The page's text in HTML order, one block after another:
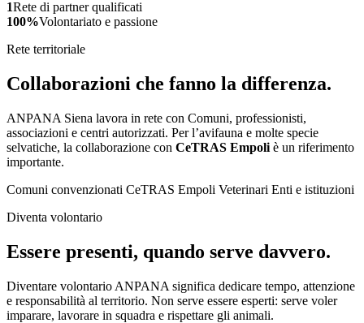
1Rete di partner qualificati
100%Volontariato e passione
Rete territoriale
Collaborazioni che fanno la differenza.
ANPANA Siena lavora in rete con Comuni, professionisti,
associazioni e centri autorizzati. Per l’avifauna e molte specie
selvatiche, la collaborazione con CeTRAS Empoli è un riferimento
importante.
Comuni convenzionati CeTRAS Empoli Veterinari Enti e istituzioni
Diventa volontario
Essere presenti, quando serve davvero.
Diventare volontario ANPANA significa dedicare tempo, attenzione
e responsabilità al territorio. Non serve essere esperti: serve voler
imparare, lavorare in squadra e rispettare gli animali.